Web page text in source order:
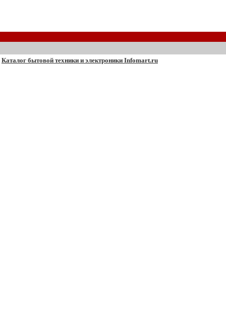
Каталог бытовой техники и электроники Infomart.ru